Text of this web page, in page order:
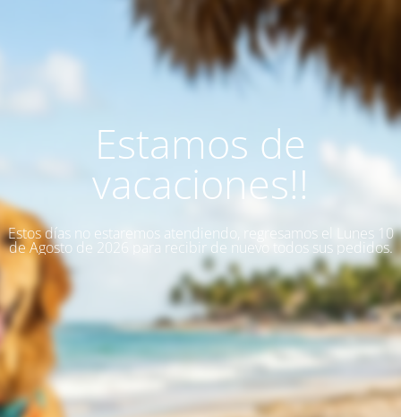
Estamos de
vacaciones!!
Estos días no estaremos atendiendo, regresamos el Lunes 10
de Agosto de 2026 para recibir de nuevo todos sus pedidos.